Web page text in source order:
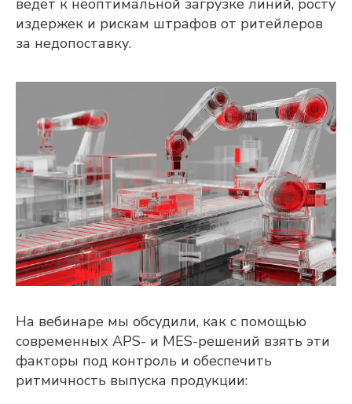
ведет к неоптимальной загрузке линий, росту
издержек и рискам штрафов от ритейлеров
за недопоставку.
На вебинаре мы обсудили, как с помощью
современных APS- и MES-решений взять эти
факторы под контроль и обеспечить
ритмичность выпуска продукции:
Современное решение класса APS
(Advanced Planning & Scheduling) для
объемно-календарного
и оперативного
производственного планирования